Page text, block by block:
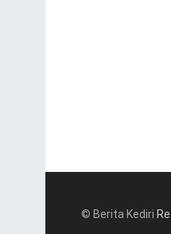
© Berita Kediri